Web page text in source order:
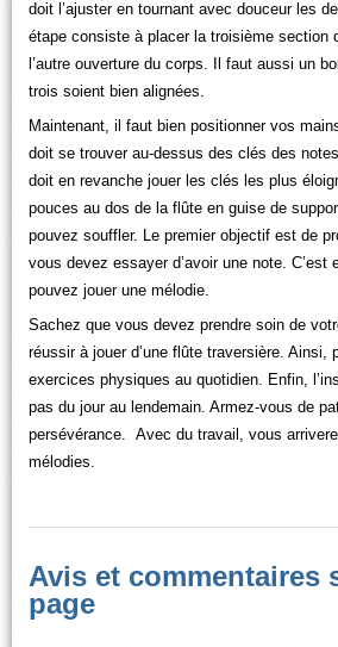
doit l’ajuster en tournant avec douceur les
étape consiste à placer la troisième section
l’autre ouverture du corps. Il faut aussi un
trois soient bien alignées.
Maintenant, il faut bien positionner vos
doit se trouver au-dessus des clés des
doit en revanche jouer les clés les plus
pouces au dos de la flûte en guise de
pouvez souffler. Le premier objectif est de
vous devez essayer d’avoir une note. C’est
pouvez jouer une mélodie.
Sachez que vous devez prendre soin de
réussir à jouer d’une flûte traversière. Ainsi,
exercices physiques au quotidien. Enfin,
pas du jour au lendemain. Armez-vous de
persévérance. Avec du travail, vous
mélodies.
Avis et commentaires
page